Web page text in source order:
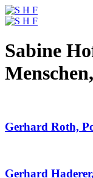
Sabine
Gerhard Roth,
Gerhard